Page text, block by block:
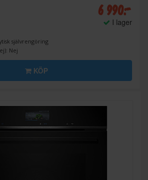
självrengöring
Nej
6 990:-
I lager
KÖP